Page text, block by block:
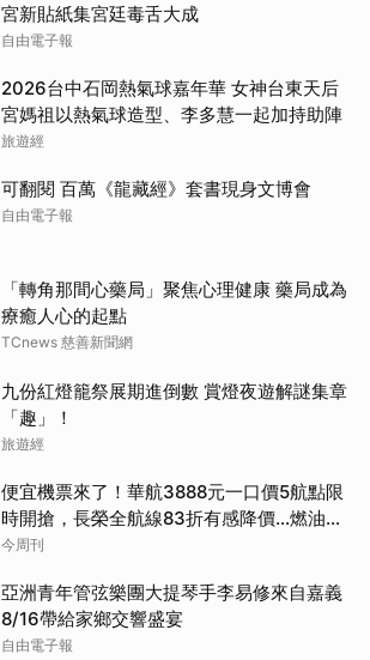
宮新貼紙集宮廷毒舌大成
自由電子報
2026台中石岡熱氣球嘉年華 女神台東天后
宮媽祖以熱氣球造型、李多慧一起加持助陣
旅遊經
可翻閱 百萬《龍藏經》套書現身文博會
自由電子報
「轉角那間心藥局」聚焦心理健康 藥局成為
療癒人心的起點
TCnews 慈善新聞網
九份紅燈籠祭展期進倒數 賞燈夜遊解謎集章
「趣」！
旅遊經
便宜機票來了！華航3888元一口價5航點限
時開搶，長榮全航線83折有感降價…燃油稅
8/9調漲早買早省
今周刊
亞洲青年管弦樂團大提琴手李易修來自嘉義
8/16帶給家鄉交響盛宴
自由電子報